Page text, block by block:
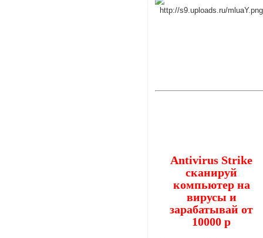
Antivirus Strike
сканируй
компьютер на
вирусы и
зарабатывай от
10000 р